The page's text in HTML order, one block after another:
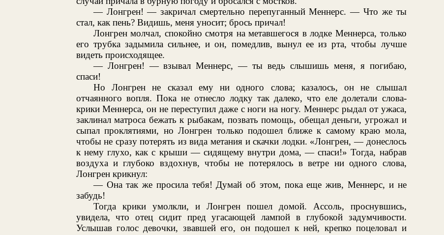
— Лонгрен! — закричал смертельно перепуганный Меннерс. — Что же ты
стал, как пень? Видишь, меня уносит; брось причал!
Лонгрен молчал, спокойно смотря на метавшегося в лодке Меннерса, только
его трубка задымила сильнее, и он, помедлив, вынул ее из рта, чтобы лучше
видеть происходящее.
— Лонгрен! — взывал Меннерс, — ты ведь слышишь меня, я погибаю,
спаси!
Но Лонгрен не сказал ему ни одного слова; казалось, он не слышал
отчаянного вопля. Пока не отнесло лодку так далеко, что еле долетали слова-
крики Меннерса, он не переступил даже с ноги на ногу. Меннерс рыдал от ужаса,
заклинал матроса бежать к рыбакам, позвать помощь, обещал деньги, угрожал и
сыпал проклятиями, но Лонгрен только подошел ближе к самому краю мола,
чтобы не сразу потерять из вида метания и скачки лодки. «Лонгрен, — донеслось
к нему глухо, как с крыши — сидящему внутри дома, — спаси!» Тогда, набрав
воздуха и глубоко вздохнув, чтобы не потерялось в ветре ни одного слова,
Лонгрен крикнул:
— Она так же просила тебя! Думай об этом, пока еще жив, Меннерс, и не
забудь!
Тогда крики умолкли, и Лонгрен пошел домой. Ассоль, проснувшись,
увидела, что отец сидит пред угасающей лампой в глубокой задумчивости.
Услышав голос девочки, звавшей его, он подошел к ней, крепко поцеловал и